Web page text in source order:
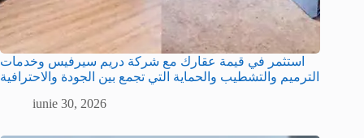
استثمر في قيمة عقارك مع شركة دريم سيرفيس وخدمات
الترميم والتشطيب والحماية التي تجمع بين الجودة والاحترافية
iunie 30, 2026